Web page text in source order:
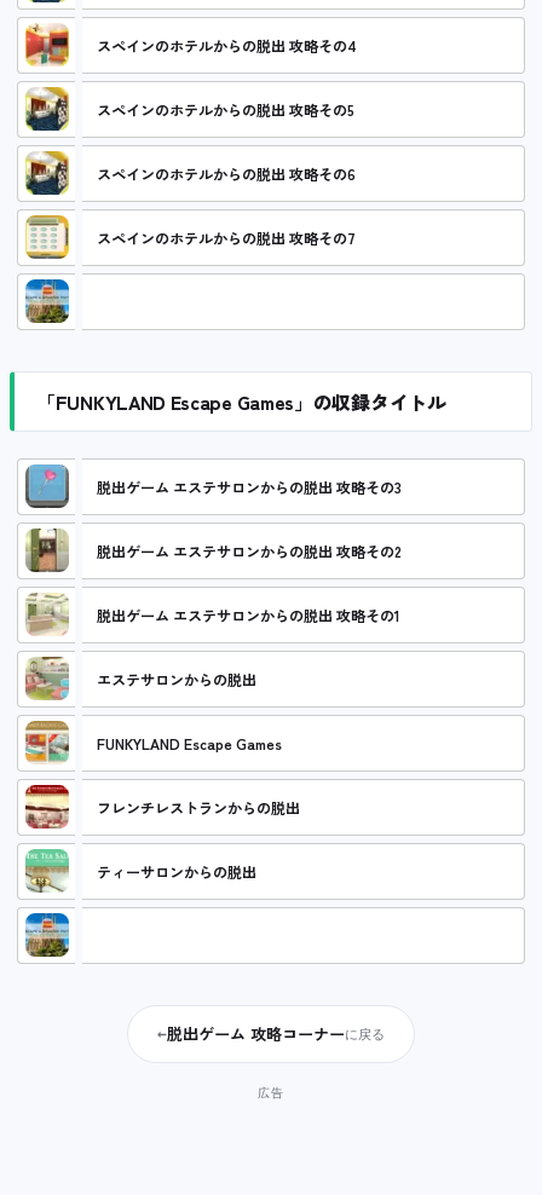
スペインのホテルからの脱出 攻略その4
スペインのホテルからの脱出 攻略その5
スペインのホテルからの脱出 攻略その6
スペインのホテルからの脱出 攻略その7
「FUNKYLAND Escape Games」の収録タイトル
脱出ゲーム エステサロンからの脱出 攻略その3
脱出ゲーム エステサロンからの脱出 攻略その2
脱出ゲーム エステサロンからの脱出 攻略その1
エステサロンからの脱出
FUNKYLAND Escape Games
フレンチレストランからの脱出
ティーサロンからの脱出
←脱出ゲーム 攻略コーナーに戻る